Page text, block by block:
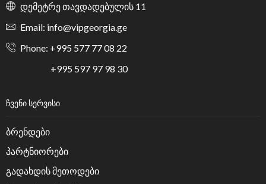
დემეტრე თავდადებულის 11
Email: info@vipgeorgia.ge
Phone: +995 577 77 08 22
+995 597 97 98 30
ᲩᲕᲔᲜᲘ ᲡᲔᲠᲕᲘᲡᲘ
ბრენდები
პარტნიორები
გადახდის მეთოდები